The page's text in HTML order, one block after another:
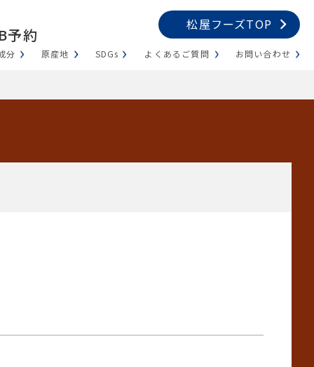
松屋フーズTOP
分 原産地 SDGs よくあるご質問 お問い合わせ
予約